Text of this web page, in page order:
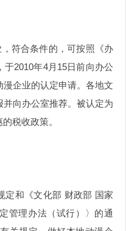
符合条件的，可按照《办
2010年4月15日前向办公
企业的认定申请。各地文
向办公室推荐。被认定为
税收政策。
定和《文化部 财政部 国家
管理办法（试行）〉的通